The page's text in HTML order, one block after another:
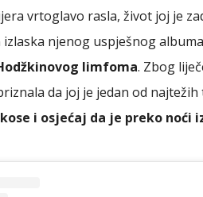
vrtoglavo rasla, život joj je
njenog uspješnog albuma
limfoma. Zbog
da joj je jedan od
i osjećaj da je preko noći